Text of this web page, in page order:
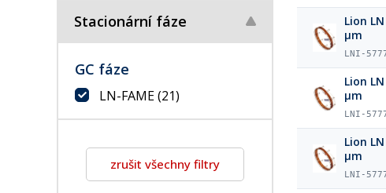
Stacionární fáze
GC fáze
LN-FAME(21)
zrušit všechny filtry
Lion
µm
LNI-
Lion
µm
LNI-
Lion
µm
LNI-